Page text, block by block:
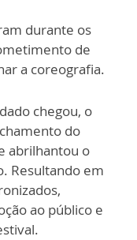
durante os
de
a coreografia.
chegou, o
do
abrilhantou o
Resultando em
ao público e